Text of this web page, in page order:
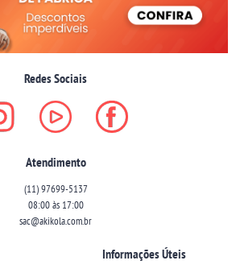
Redes Sociais
Atendimento
(11)97699-5137
08:00 às 17:00
sac@akikola.com.br
Informações Úteis